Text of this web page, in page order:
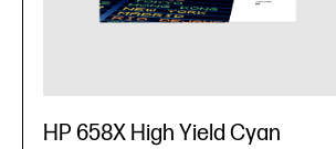
HP 658X High Yield Cyan